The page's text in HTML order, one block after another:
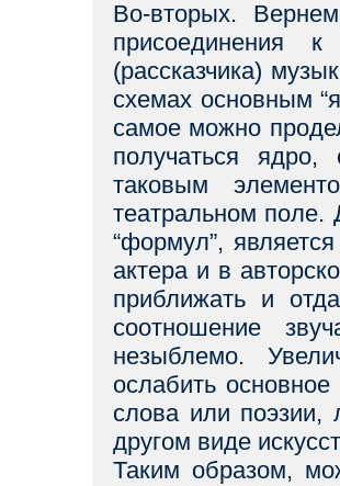
Во-вторых.
присоединения
(рассказчика)
схемах основным
самое можно
получаться
таковым
театральном
“формул”,
актера и в
приближать и
соотношение
незыблемо.
ослабить
слова или поэзии,
другом виде
Таким образом,